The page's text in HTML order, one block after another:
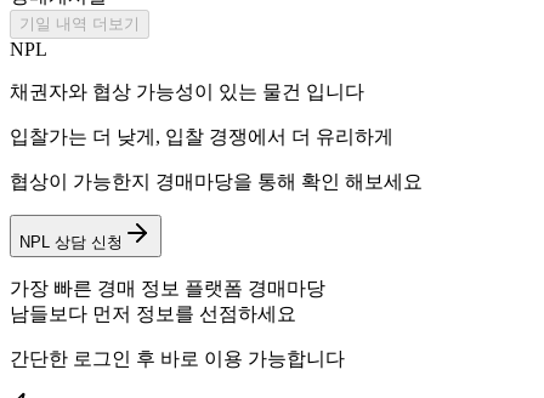
기일 내역 더보기
NPL
채권자와 협상 가능성이 있는 물건 입니다
입찰가는 더 낮게, 입찰 경쟁에서 더 유리하게
협상이 가능한지 경매마당을 통해 확인 해보세요
NPL 상담 신청
가장 빠른 경매 정보 플랫폼 경매마당
남들보다 먼저 정보를 선점하세요
간단한 로그인 후 바로 이용 가능합니다